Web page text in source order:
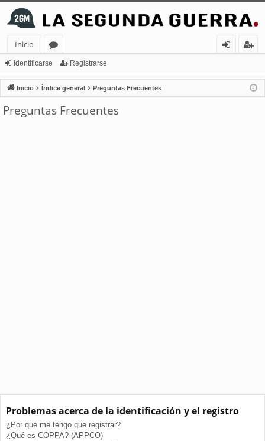
Inicio
or
os
nt
ifi
ist
ra
Identificarse Registrarse
Inicio Índice general Preguntas Frecuentes
Preguntas Frecuentes
Problemas acerca de la identificación y el registro
¿Por qué me tengo que registrar?
¿Qué es COPPA? (APPCO)